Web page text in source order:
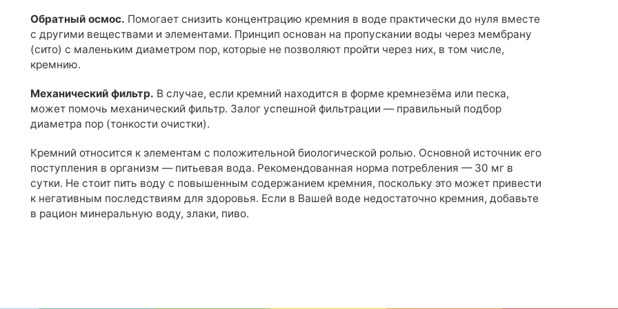
Обратный осмос. Помогает снизить концентрацию кремния в воде практически до нуля вместе
с другими веществами и элементами. Принцип основан на пропускании воды через мембрану
(сито) с маленьким диаметром пор, которые не позволяют пройти через них, в том числе,
кремнию.
Механический фильтр. В случае, если кремний находится в форме кремнезёма или песка,
может помочь механический фильтр. Залог успешной фильтрации — правильный подбор
диаметра пор (тонкости очистки).
Кремний относится к элементам с положительной биологической ролью. Основной источник его
поступления в организм — питьевая вода. Рекомендованная норма потребления — 30 мг в
сутки. Не стоит пить воду с повышенным содержанием кремния, поскольку это может привести
к негативным последствиям для здоровья. Если в Вашей воде недостаточно кремния, добавьте
в рацион минеральную воду, злаки, пиво.